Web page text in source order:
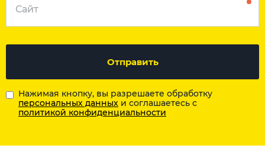
Отправить
Нажимая кнопку, вы разрешаете обработку
персональных данных и соглашаетесь с
политикой конфиденциальности